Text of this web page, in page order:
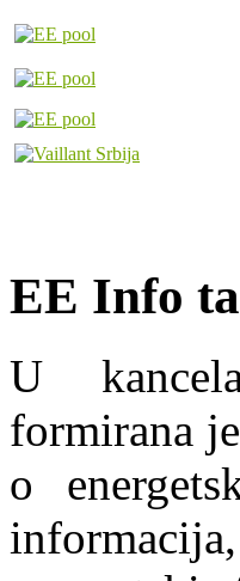
EE Info
U
formirana je
o